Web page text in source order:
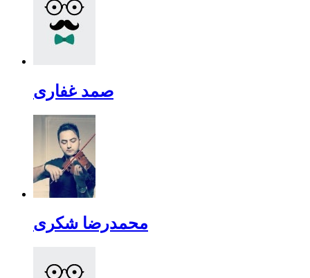
صمد غفاری
محمدرضا شکری